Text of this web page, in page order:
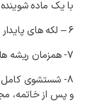
با یک ماده
۶ – لکه های پایدار در این مرحله نمایان و آشکار می شوند .
۷- همزمان ریشه ها به آرامی شستشو می شوند.
۸- شستشوی کامل
و پس از خاتمه،